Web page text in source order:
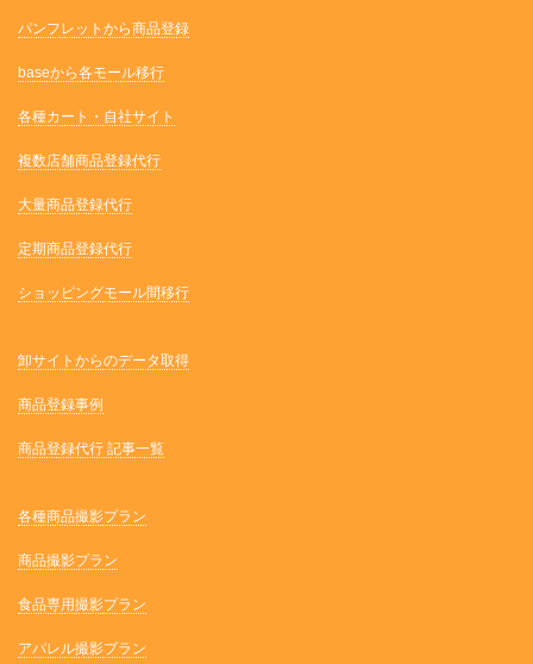
パンフレットから商品登録
baseから各モール移行
各種カート・自社サイト
複数店舗商品登録代行
大量商品登録代行
定期商品登録代行
ショッピングモール間移行
卸サイトからのデータ取得
商品登録事例
商品登録代行 記事一覧
各種商品撮影プラン
商品撮影プラン
食品専用撮影プラン
アパレル撮影プラン